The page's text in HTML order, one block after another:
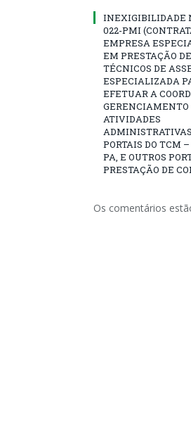
INEXIGIBILIDADE
022-PMI
EMPRESA
EM PRESTAÇÃO
TÉCNICOS DE
ESPECIALIZADA
EFETUAR A
GERENCIAMENTO
ATIVIDADES
PORTAIS DO TCM
PA, E OUTROS
PRESTAÇÃO DE
Os comentários